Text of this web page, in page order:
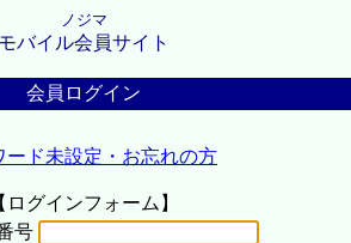
ノジマ
モバイル会員サイト
会員ログイン
ード未設定・お忘れの方
ログインフォーム】
号